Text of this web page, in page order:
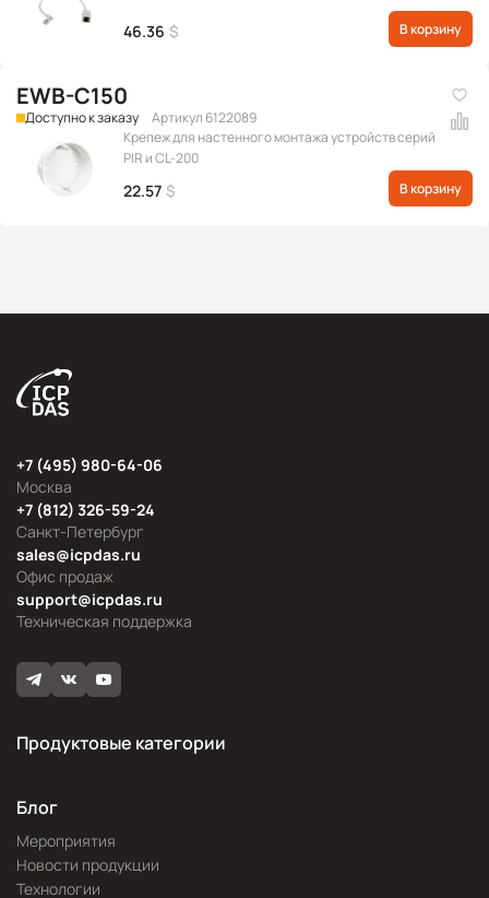
46.36 $ В корзину
EWB-C150
Доступно к заказу
Артикул 6122089
Крепеж для настенного монтажа устройств серий
PIR и CL-200
22.57 $ В корзину
Москва
+7 (495) 980-64-06
Офис продаж
sales@icpdas.ru
Санкт-Петербург
+7 (812) 326-59-24
Техническая поддержка
support@icpdas.ru
Продуктовые категории
Блог
Мероприятия
Новости продукции
Технологии